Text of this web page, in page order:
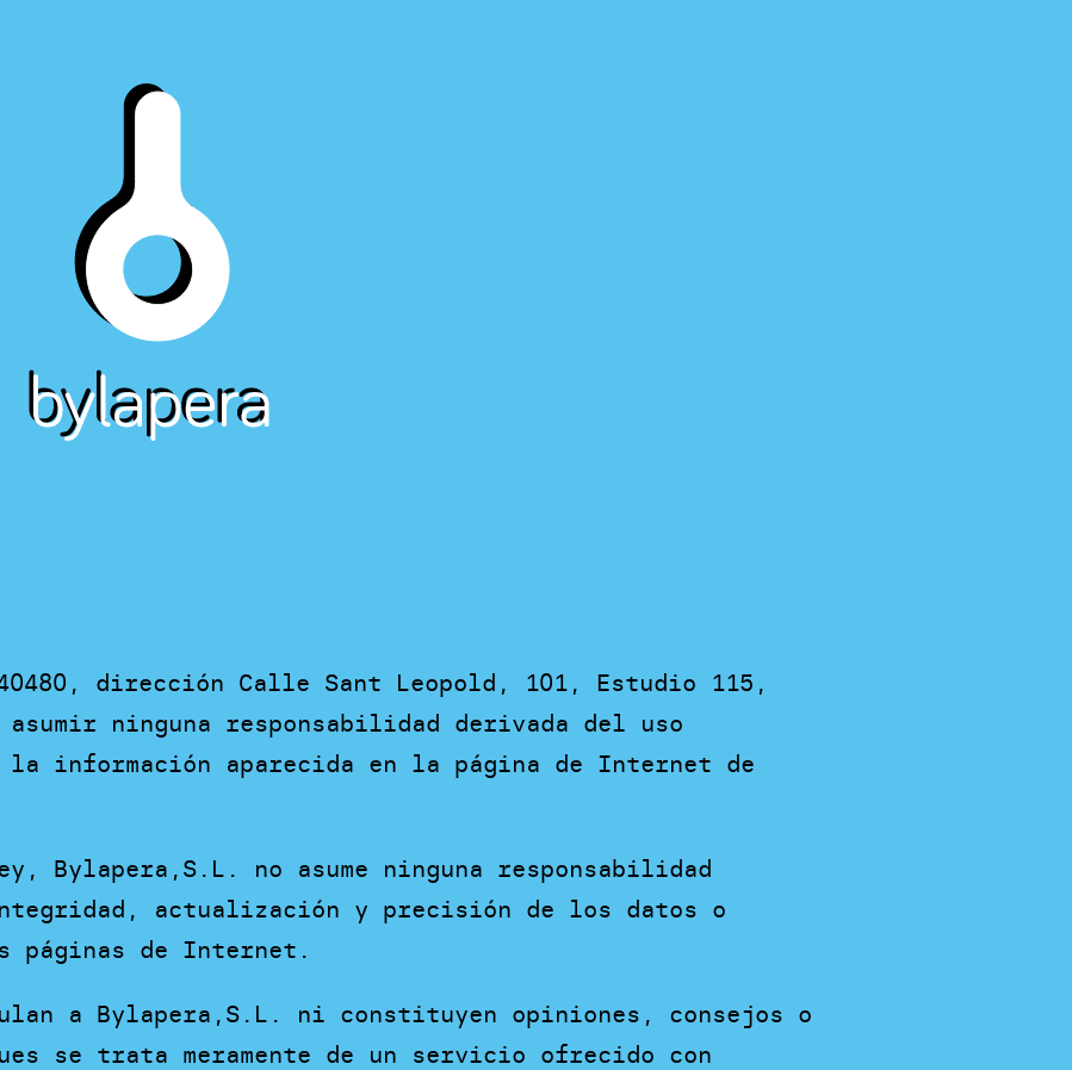
dirección Calle Sant Leopold, 101, Estudio 115,
ninguna responsabilidad derivada del uso
información aparecida en la página de Internet de
Bylapera,S.L. no asume ninguna responsabilidad
actualización y precisión de los datos o
páginas de Internet.
a Bylapera,S.L. ni constituyen opiniones, consejos o
se trata meramente de un servicio ofrecido con